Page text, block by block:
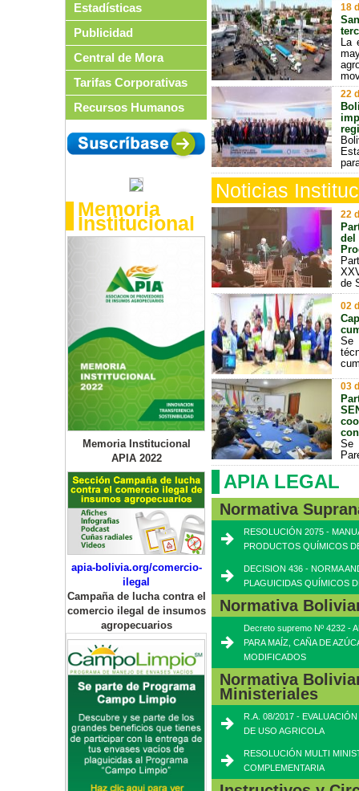
Estadísticas
Publicidad
Central de Mora
Tarifas Corporativas
Recursos Humanos
Memoria
Institucional
Memoria Institucional
APIA 2022
apia-bolivia.org/comercio-
ilegal
Campaña de lucha contra el
comercio ilegal de insumos
agropecuarios
18
La
22
Noticias
22
del
de
02
Se
03
Se
APIA LEGAL
Normativa
RESOLUCIÓN 2075 -
PRODUCTOS QUÍMICOS
DECISION 436 - NORMA
PLAGUICIDAS QUÍMICOS
Normativa
Decreto supremo Nº 4232 -
PARA MAÍZ, CAÑA DE
MODIFICADOS
Normativa
Ministeriales
R.A. 08/2017 -
DE USO AGRICOLA
RESOLUCIÓN MULTI
COMPLEMENTARIA